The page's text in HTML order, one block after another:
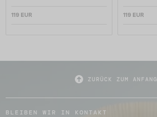
119 EUR 119 EUR
ZURÜCK ZUM ANFANG
BLEIBEN WIR IN KONTAKT